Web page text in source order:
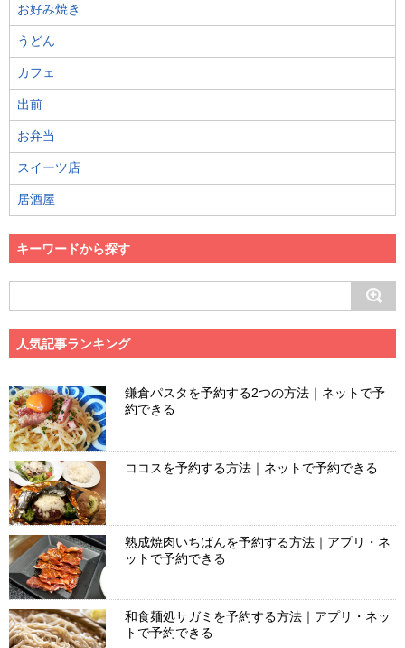
お好み焼き
うどん
カフェ
出前
お弁当
スイーツ店
居酒屋
キーワードから探す
人気記事ランキング
鎌倉パスタを予約する2つの方法｜ネットで予
約できる
ココスを予約する方法｜ネットで予約できる
熟成焼肉いちばんを予約する方法｜アプリ・ネ
ットで予約できる
和食麺処サガミを予約する方法｜アプリ・ネッ
トで予約できる